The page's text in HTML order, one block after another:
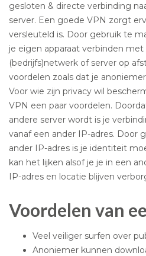
gesloten & directe verbinding
server. Een goede VPN zorgt
versleuteld is. Door gebruik te
je eigen apparaat verbinden
(bedrijfs)netwerk of server op
voordelen zoals dat je
Voor wie zijn privacy wil
VPN een paar voordelen.
andere server wordt is je
vanaf een ander IP-adres. Door
ander IP-adres is je identiteit
kan het lijken alsof je je in een
IP-adres en locatie blijven
Voordelen van
Veel veiliger surfen over
Anoniemer kunnen